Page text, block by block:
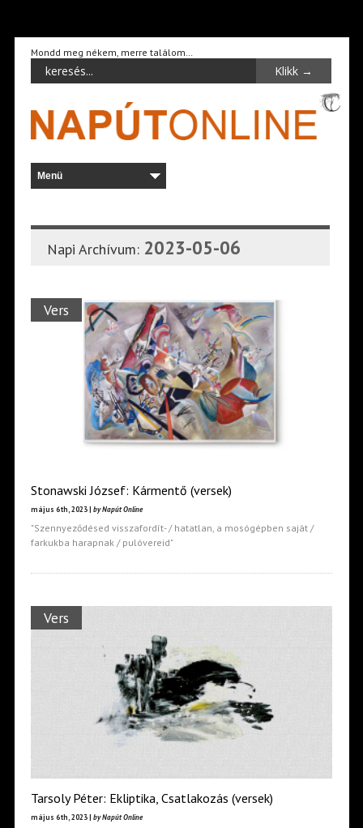
Mondd meg nékem, merre találom…
Napi Archívum: 2023-05-06
Vers
Stonawski József: Kármentő (versek)
május 6th, 2023 | by Napút Online
"Szennyeződésed visszafordít- / hatatlan, a mosógépben saját /
farkukba harapnak / pulóvereid"
Vers
Tarsoly Péter: Ekliptika, Csatlakozás (versek)
május 6th, 2023 | by Napút Online